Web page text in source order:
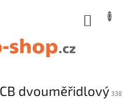
dvouměřidlový 338